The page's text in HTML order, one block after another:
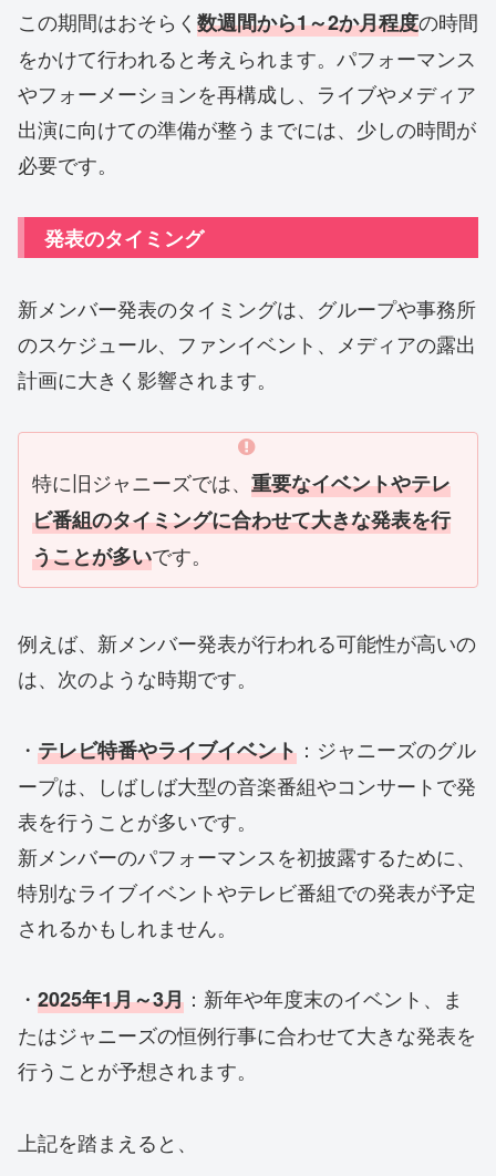
この期間はおそらく 数週間から1～2か月程度の時間
をかけて行われると考えられます。パフォーマンス
やフォーメーションを再構成し、ライブやメディア
出演に向けての準備が整うまでには、少しの時間が
必要です。
発表のタイミング
新メンバー発表のタイミングは、グループや事務所
のスケジュール、ファンイベント、メディアの露出
計画に大きく影響されます。
特に旧ジャニーズでは、 重要なイベントやテレ
ビ番組のタイミングに合わせて大きな発表を行
うことが多いです。
例えば、新メンバー発表が行われる可能性が高いの
は、次のような時期です。
・ テレビ特番やライブイベント ：ジャニーズのグル
ープは、しばしば大型の音楽番組やコンサートで発
表を行うことが多いです。
新メンバーのパフォーマンスを初披露するために、
特別なライブイベントやテレビ番組での発表が予定
されるかもしれません。
・ 2025年1月～3月 ：新年や年度末のイベント、ま
たはジャニーズの恒例行事に合わせて大きな発表を
行うことが予想されます。
上記を踏まえると、